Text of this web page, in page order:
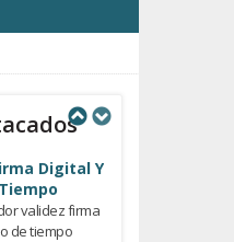
Digital Y
validez firma
de tiempo
Previous